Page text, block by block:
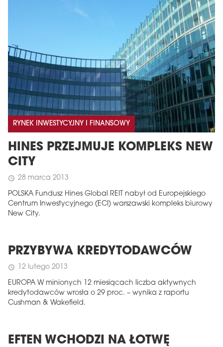
RYNEK INWESTYCYJNY I FINANSOWY
HINES PRZEJMUJE KOMPLEKS NEW
CITY
schedule 28 marca 2013
POLSKA Fundusz Hines Global REIT nabył od Europejskiego
Centrum Inwestycyjnego (ECI) warszawski kompleks biurowy
New City.
PRZYBYWA KREDYTODAWCÓW
schedule 12 lutego 2013
EUROPA W minionych 12 miesiącach liczba aktywnych
kredytodawców wrosła o 29 proc. – wynika z raportu
Cushman & Wakefield.
EFTEN WCHODZI NA ŁOTWĘ